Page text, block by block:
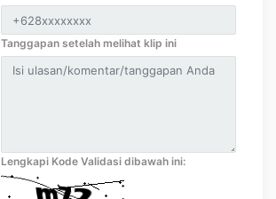
Tanggapan setelah melihat klip ini
Lengkapi Kode Validasi dibawah ini: